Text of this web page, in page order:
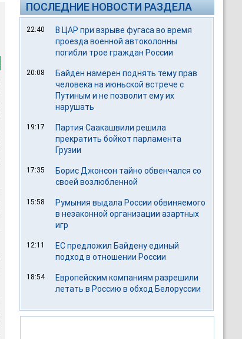
ПОСЛЕДНИЕ НОВОСТИ РАЗДЕЛА
22:40
В ЦАР при взрыве фугаса во время
проезда военной автоколонны
погибли трое граждан России
20:08
Байден намерен поднять тему прав
человека на июньской встрече с
Путиным и не позволит ему их
нарушать
19:17
Партия Саакашвили решила
прекратить бойкот парламента
Грузии
17:35
Борис Джонсон тайно обвенчался со
своей возлюбленной
15:58
Румыния выдала России обвиняемого
в незаконной организации азартных
игр
12:11
ЕС предложил Байдену единый
подход в отношении России
18:54
Европейским компаниям разрешили
летать в Россию в обход Белоруссии